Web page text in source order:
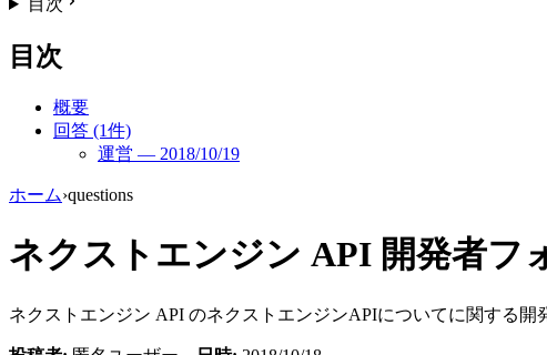
目次
目次
概要
回答 (1件)
運営 — 2018/10/19
ホーム›questions
ネクストエンジン API 開発者フ
ネクストエンジン API のネクストエンジンAPIについてに関する